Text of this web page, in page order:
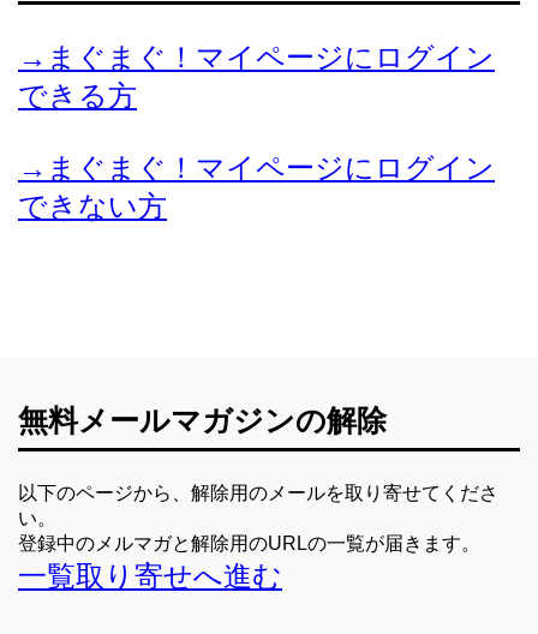
→まぐまぐ！マイページにログイン
できる方
→まぐまぐ！マイページにログイン
できない方
無料メールマガジンの解除
以下のページから、解除用のメールを取り寄せてくださ
い。
登録中のメルマガと解除用のURLの一覧が届きます。
一覧取り寄せへ進む